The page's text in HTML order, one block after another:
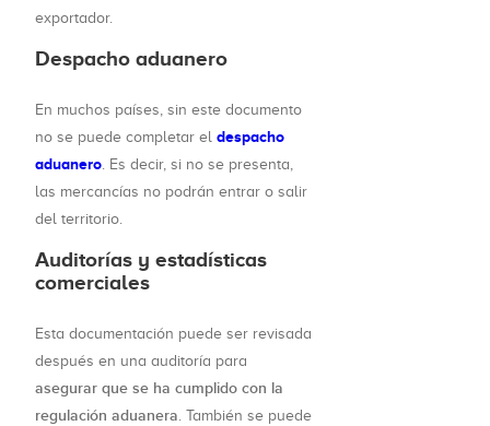
exportador.
Despacho aduanero
En muchos países, sin este documento
no se puede completar el despacho
aduanero . Es decir, si no se presenta,
las mercancías no podrán entrar o salir
del territorio.
Auditorías y estadísticas
comerciales
Esta documentación puede ser revisada
después en una auditoría para
asegurar que se ha cumplido con la
regulación aduanera . También se puede